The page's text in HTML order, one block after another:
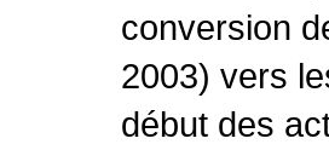
conversion
2003) vers
début des